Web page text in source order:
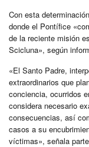
Con esta
donde el Pontífice
de la reciente misión
Scicluna», según
«El Santo Padre,
extraordinarios que
conciencia, ocurridos
considera necesario
consecuencias, así
casos a su
víctimas», señala